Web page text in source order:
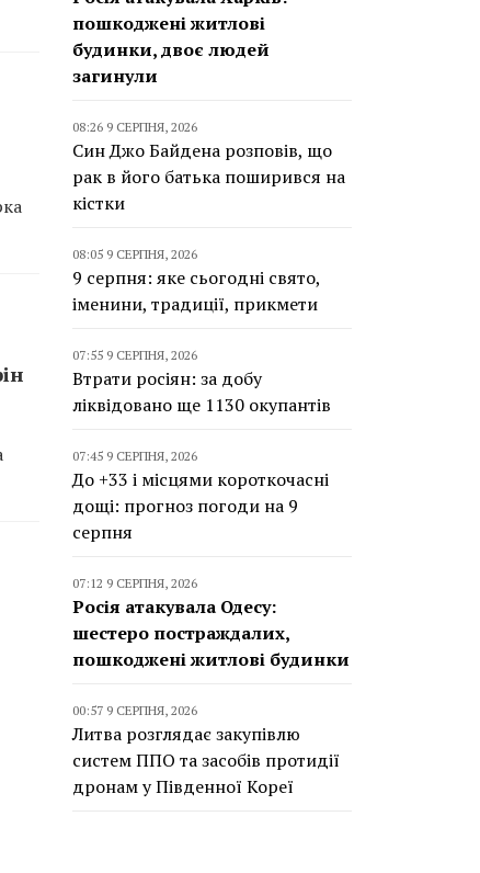
пошкоджені житлові
будинки, двоє людей
загинули
08:26 9 СЕРПНЯ, 2026
Син Джо Байдена розповів, що
рак в його батька поширився на
кістки
08:05 9 СЕРПНЯ, 2026
9 серпня: яке сьогодні свято,
іменини, традиції, прикмети
07:55 9 СЕРПНЯ, 2026
Втрати росіян: за добу
ліквідовано ще 1130 окупантів
07:45 9 СЕРПНЯ, 2026
До +33 і місцями короткочасні
дощі: прогноз погоди на 9
серпня
07:12 9 СЕРПНЯ, 2026
Росія атакувала Одесу:
шестеро постраждалих,
пошкоджені житлові будинки
00:57 9 СЕРПНЯ, 2026
Литва розглядає закупівлю
систем ППО та засобів протидії
дронам у Південної Кореї